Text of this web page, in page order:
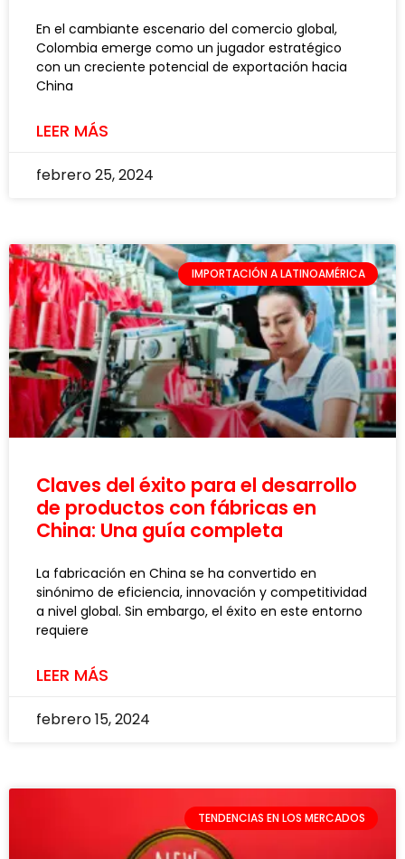
En el cambiante escenario del comercio global,
Colombia emerge como un jugador estratégico
con un creciente potencial de exportación hacia
China
LEER MÁS
febrero 25, 2024
IMPORTACIÓN A LATINOAMÉRICA
Claves del éxito para el desarrollo
de productos con fábricas en
China: Una guía completa
La fabricación en China se ha convertido en
sinónimo de eficiencia, innovación y competitividad
a nivel global. Sin embargo, el éxito en este entorno
requiere
LEER MÁS
febrero 15, 2024
TENDENCIAS EN LOS MERCADOS